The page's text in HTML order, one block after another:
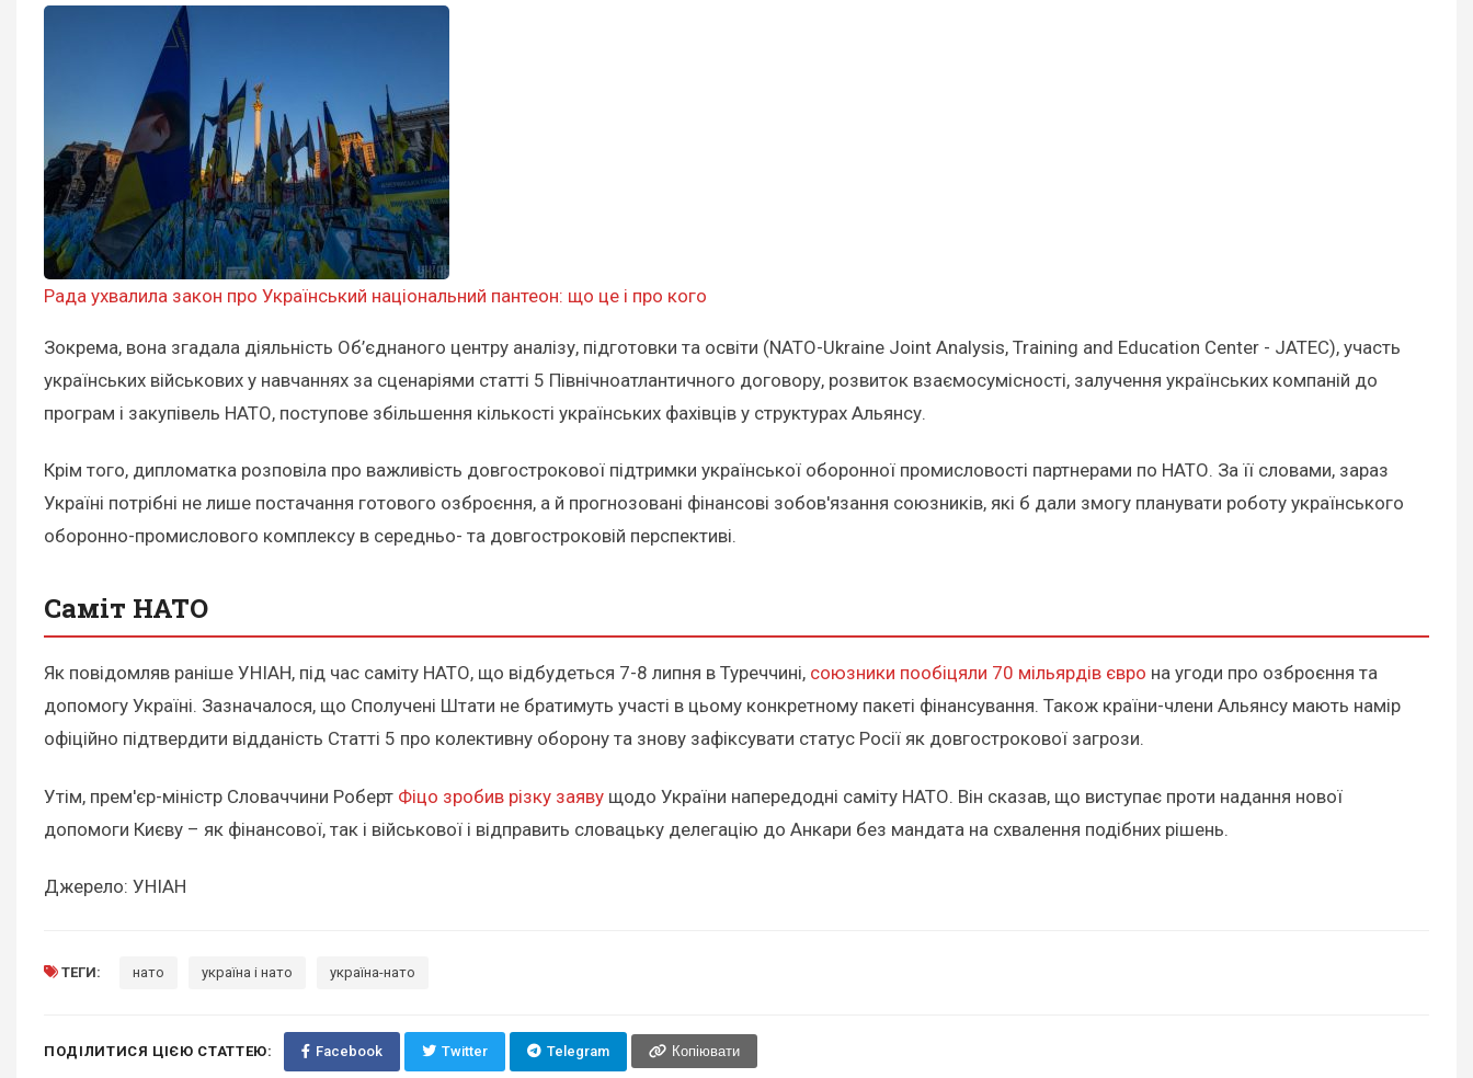
Рада ухвалила закон про Український національний пантеон: що це і про кого
Зокрема, вона згадала діяльність Об’єднаного центру аналізу, підготовки та освіти (NATO-Ukraine Joint Analysis, Training and Education Center - JATEC), участь
українських військових у навчаннях за сценаріями статті 5 Північноатлантичного договору, розвиток взаємосумісності, залучення українських компаній до
програм і закупівель НАТО, поступове збільшення кількості українських фахівців у структурах Альянсу.
Крім того, дипломатка розповіла про важливість довгострокової підтримки української оборонної промисловості партнерами по НАТО. За її словами, зараз
Україні потрібні не лише постачання готового озброєння, а й прогнозовані фінансові зобов'язання союзників, які б дали змогу планувати роботу українського
оборонно-промислового комплексу в середньо- та довгостроковій перспективі.
Саміт НАТО
Як повідомляв раніше УНІАН, під час саміту НАТО, що відбудеться 7-8 липня в Туреччині, союзники пообіцяли 70 мільярдів євро на угоди про озброєння та
допомогу Україні. Зазначалося, що Сполучені Штати не братимуть участі в цьому конкретному пакеті фінансування. Також країни-члени Альянсу мають намір
офіційно підтвердити відданість Статті 5 про колективну оборону та знову зафіксувати статус Росії як довгострокової загрози.
Утім, прем'єр-міністр Словаччини Роберт Фіцо зробив різку заяву щодо України напередодні саміту НАТО. Він сказав, що виступає проти надання нової
допомоги Києву – як фінансової, так і військової і відправить словацьку делегацію до Анкари без мандата на схвалення подібних рішень.
Джерело: УНІАН
ТЕГИ: нато україна і нато україна-нато
ПОДІЛИТИСЯ ЦІЄЮ СТАТТЕЮ: Facebook Twitter Telegram Копіювати